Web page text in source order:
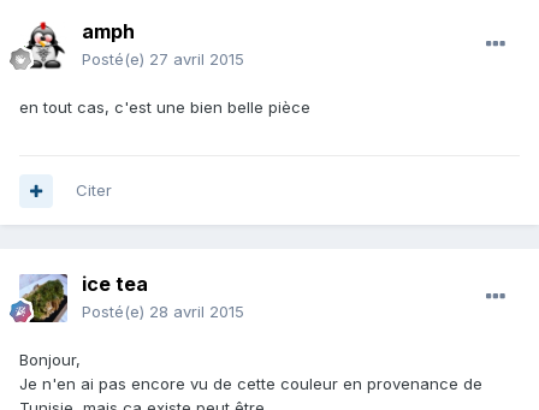
amph
Posté(e) 27 avril 2015
en tout cas, c'est une bien belle pièce
Citer
ice tea
Posté(e) 28 avril 2015
Bonjour,
Je n'en ai pas encore vu de cette couleur en provenance de